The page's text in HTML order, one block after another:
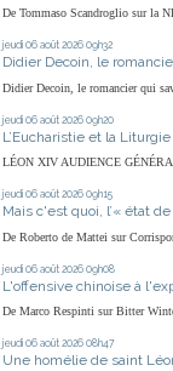
De Tommaso Scandroglio sur la
jeudi 06 août 2026 09h32
Didier Decoin, le
Didier Decoin, le romancier qui
jeudi 06 août 2026 09h20
L’Eucharistie et la
LÉON XIV AUDIENCE
jeudi 06 août 2026 09h15
Mais c'est quoi, l’« état
De Roberto de Mattei sur
jeudi 06 août 2026 09h08
L'offensive chinoise à
De Marco Respinti sur Bitter
jeudi 06 août 2026 08h47
Une homélie de saint